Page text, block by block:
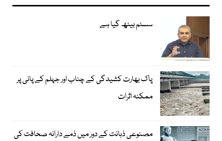
سسٹم بیٹھ گیا ہے
پاک بھارت کشیدگی کے چناب اور جہلم کے پانی پر
ممکنہ اثرات
مصنوعی ذہانت کے دور میں ذمے دارانہ صحافت کی